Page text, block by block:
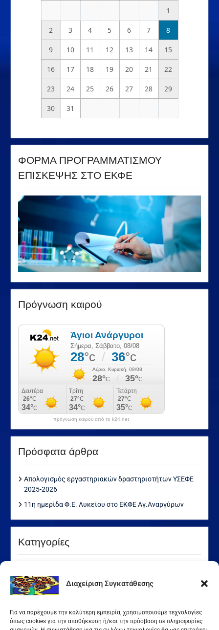
Διαχείριση Συγκατάθεσης
Για να παρέχουμε την καλύτερη εμπειρία, χρησιμοποιούμε τεχνολογίες
όπως cookies για την αποθήκευση ή/και την πρόσβαση σε πληροφορίες
1
2 3 4 5 6 7 8
9 10 11 12 13 14 15
16 17 18 19 20 21 22
23 24 25 26 27 28 29
30 31
ΦΟΡΜΑ ΠΡΟΓΡΑΜΜΑΤΙΣΜΟΥ
ΕΠΙΣΚΕΨΗΣ ΣΤΟ ΕΚΦΕ
Πρόγνωση καιρού
πρόγνωση καιρού από το k24.net
Πρόσφατα άρθρα
Απολογισμός εργαστηριακών δραστηριοτήτων ΥΣΕΦΕ
2025-2026
11η ημερίδα Φ.Ε. Λυκείου στο ΕΚΦΕ Αγ.Αναργύρων
Kατηγορίες
Our Visitor